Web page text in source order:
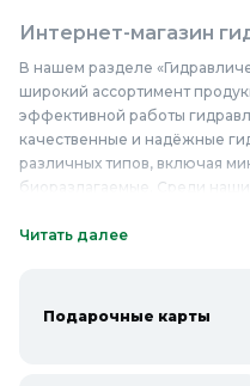
Интернет-магазин
В нашем разделе
широкий ассортимент
эффективной работы
качественные и надёжные
различных типов, включая
биоразлагаемые. Среди
низкие или высокие
срок службы оборудования
Читать далее
Подарочные карты